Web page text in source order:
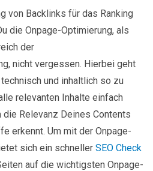
von Backlinks für das Ranking
die Onpage-Optimierung, als
der
nicht vergessen. Hierbei geht
und inhaltlich so zu
relevanten Inhalte einfach
Relevanz Deines Contents
erkennt. Um mit der Onpage-
sich ein schneller SEO Check
auf die wichtigsten Onpage-